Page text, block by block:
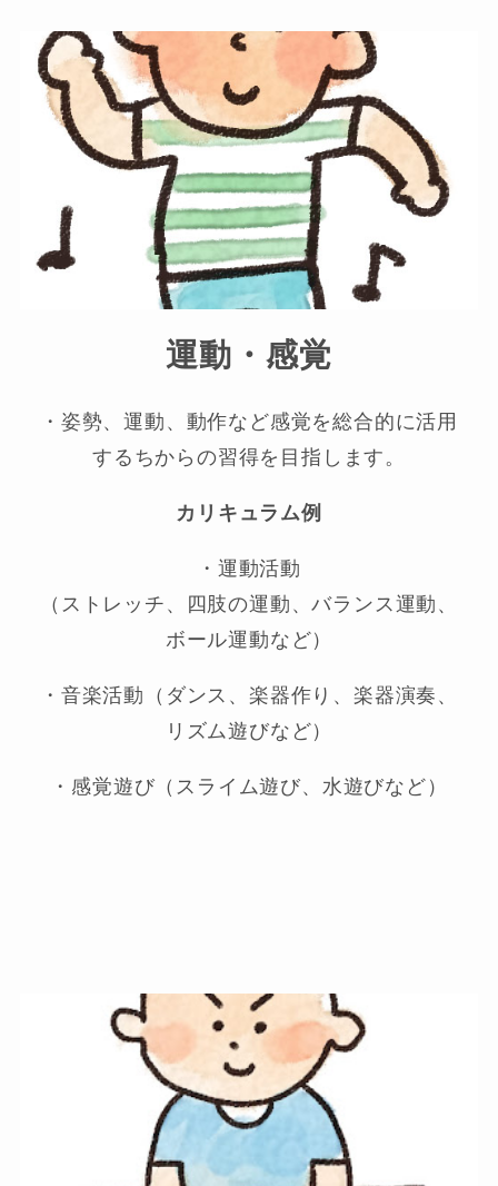
運動・感覚
・姿勢、運動、動作など感覚を総合的に活用
するちからの習得を目指します。
カリキュラム例
・運動活動
（ストレッチ、四肢の運動、バランス運動、
ボール運動など）
・音楽活動（ダンス、楽器作り、楽器演奏、
リズム遊びなど）
・感覚遊び（スライム遊び、水遊びなど）